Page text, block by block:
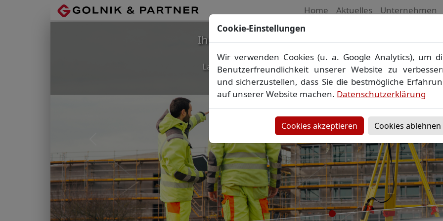
Home Aktuelles Unternehmen
Ihr Vermessungsbüro in Mecklenburg-
Wir vermessen Ihr Grundstück
Lageplan▪Absteckung▪Bauvermessung▪
Grenzfeststellung
▪Amtliche Auskünfte und Auszüge
Cookie-Einstellungen
Wir verwenden Cookies (u. a. Google Analytics), um
Benutzerfreundlichkeit unserer Website zu
und sicherzustellen, dass Sie die bestmögliche
auf unserer Website machen. Datenschutzerklärung
Cookies akzeptieren Cookies ablehnen